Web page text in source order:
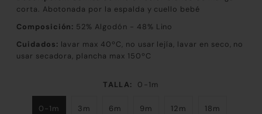
corta. Abotonada por la espalda y cuello bebé
Composición: 52% Algodón - 48% Lino
Cuidados: lavar max 40ºC, no usar lejía, lavar en seco, no
usar secadora, plancha max 150ºC
TALLA: 0-1m
0-1m 3m 6m 9m 12m 18m